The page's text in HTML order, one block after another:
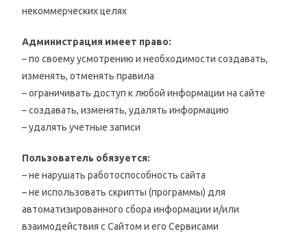
некоммерческих целях
Администрация имеет право:
– по своему усмотрению и необходимости создавать,
изменять, отменять правила
– ограничивать доступ к любой информации на сайте
– создавать, изменять, удалять информацию
– удалять учетные записи
Пользователь обязуется:
– не нарушать работоспособность сайта
– не использовать скрипты (программы) для
автоматизированного сбора информации и/или
взаимодействия с Сайтом и его Сервисами